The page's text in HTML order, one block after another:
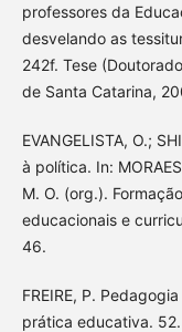
professores da
desvelando as
242f. Tese
de Santa Catarina,
EVANGELISTA, O.;
à política. In:
M. O. (org.).
educacionais e
46.
FREIRE, P.
prática educativa.